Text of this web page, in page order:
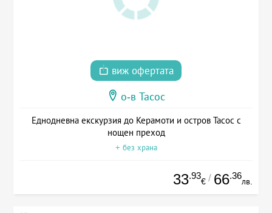
виж офертата
о-в Тасос
Еднодневна екскурзия до Керамоти и остров Тасос с
нощен преход
+ без храна
33.93
€ / 66.36
лв.